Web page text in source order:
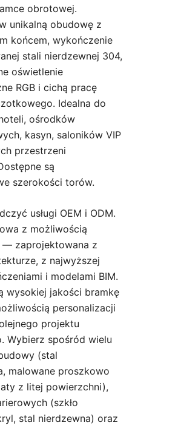
obrotowej.
unikalną obudowę z
końcem, wykończenie
stali nierdzewnej 304,
oświetlenie
RGB i cichą pracę
Idealna do
ośrodków
kasyn, saloników VIP
przestrzeni
są
szerokości torów.
usługi OEM i ODM.
z możliwością
— zaprojektowana z
z najwyższej
i modelami BIM.
wysokiej jakości bramkę
personalizacji
projektu
Wybierz spośród wielu
(stal
malowane proszkowo
z litej powierzchni),
(szkło
stal nierdzewna) oraz